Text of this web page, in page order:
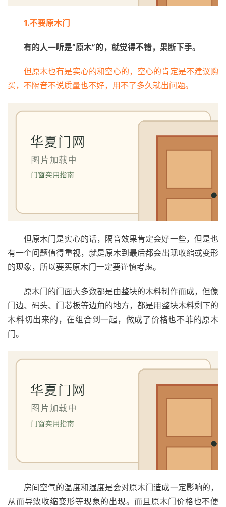
1.不要原木门
有的人一听是“原木”的，就觉得不错，果断下手。
但原木也有是实心的和空心的，空心的肯定是不建议购
买，不隔音不说质量也不好，用不了多久就出问题。
但原木门是实心的话，隔音效果肯定会好一些，但是也
有一个问题值得重视，就是原木到最后都会出现收缩或变形
的现象，所以要买原木门一定要谨慎考虑。
原木门的门面大多数都是由整块的木料制作而成，但像
门边、码头、门芯板等边角的地方，都是用整块木料剩下的
木料切出来的，在组合到一起，做成了价格也不菲的原木
门。
房间空气的温度和湿度是会对原木门造成一定影响的，
从而导致收缩变形等现象的出现。而且原木门价格也不便